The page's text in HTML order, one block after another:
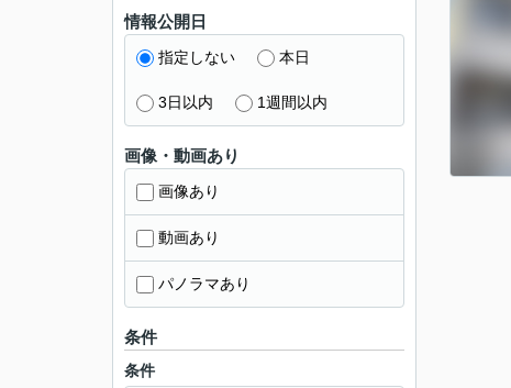
情報公開日
指定しない 本日
3日以内 1週間以内
画像・動画あり
画像あり
動画あり
パノラマあり
条件
条件